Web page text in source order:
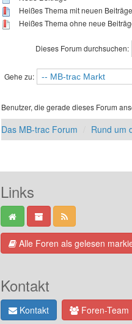
Heißes Thema mit neuen
Heißes Thema ohne neue
Dieses Forum durchsuchen:
Gehe zu:
Benutzer, die gerade dieses Forum
Das MB-trac Forum Rund um
Links
Alle Foren als gelesen
Kontakt
Kontakt Foren-Team